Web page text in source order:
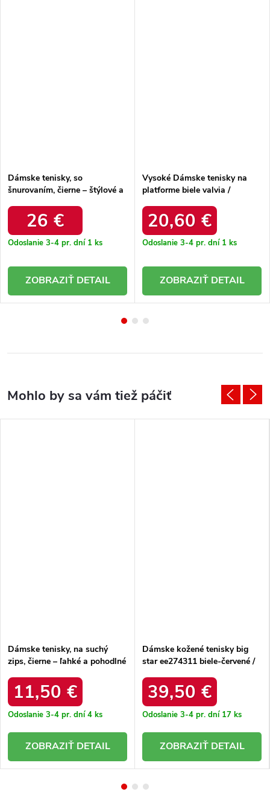
Dámske tenisky, so
šnurovaním, čierne – štýlové a
26 €
Odoslanie 3-4 pr. dní 1 ks
DETAIL
Vysoké Dámske tenisky na
platforme biele valvia /
20,60 €
Odoslanie 3-4 pr. dní 1 ks
DETAIL
Dámske tenisky, na suchý
zips, čierne – ľahké a pohodlné
11,50 €
Odoslanie 3-4 pr. dní4 ks
DETAIL
Dámske kožené tenisky big
star ee274311 biele-červené /
39,50 €
Odoslanie 3-4 pr. dní 17 ks
DETAIL